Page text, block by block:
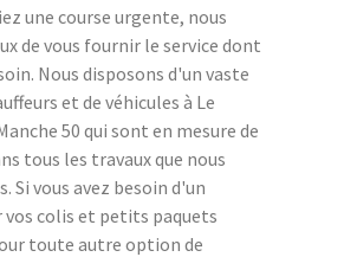
une course urgente, nous
de vous fournir le service dont
Nous disposons d'un vaste
et de véhicules à Le
50 qui sont en mesure de
tous les travaux que nous
Si vous avez besoin d'un
vos colis et petits paquets
toute autre option de